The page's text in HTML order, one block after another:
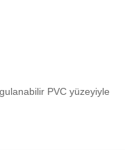
PVC yüzeyiyle